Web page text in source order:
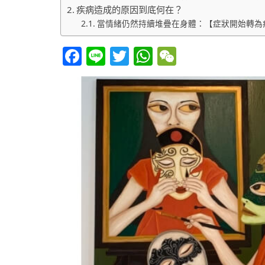
疾病造成的原因到底何在？
當情緒仍然持續堆疊在身體：【症狀開始轉為
Facebook
LineTwitterWhatsApp